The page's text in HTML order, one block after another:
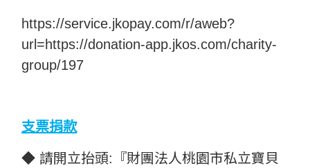
https://service.jkopay.com/r/aweb?
url=https://donation-app.jkos.com/charity-
group/197
支票捐款
◆ 請開立抬頭:『財團法人桃園市私立寶貝